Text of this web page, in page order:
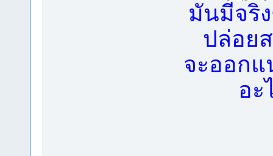
มันมีจริ
ปล่อย
จะออก
อะ